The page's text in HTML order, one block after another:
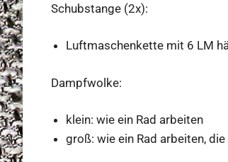
Schubstange (2x):
Luftmaschenkette mit 6 LM
Dampfwolke:
klein: wie ein Rad arbeiten
groß: wie ein Rad arbeiten,